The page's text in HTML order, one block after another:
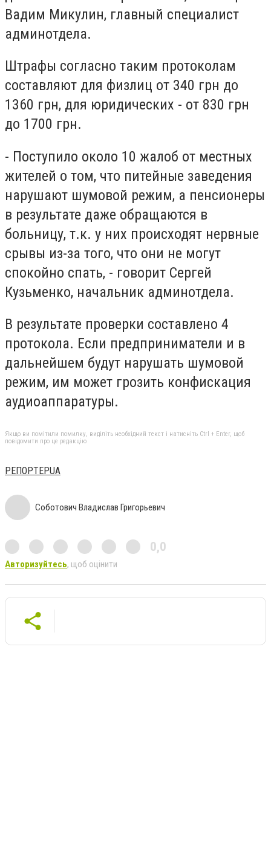
Вадим Микулин, главный специалист
админотдела.
Штрафы согласно таким протоколам
составляют для физлиц от 340 грн до
1360 грн, для юридических - от 830 грн
до 1700 грн.
- Поступило около 10 жалоб от местных
жителей о том, что питейные заведения
нарушают шумовой режим, а пенсионеры
в результате даже обращаются в
больницу, т.к. у них происходят нервные
срывы из-за того, что они не могут
спокойно спать, - говорит Сергей
Кузьменко, начальник админотдела.
В результате проверки составлено 4
протокола. Если предприниматели и в
дальнейшем будут нарушать шумовой
режим, им может грозить конфискация
аудиоаппаратуры.
Якщо ви помітили помилку, виділіть необхідний текст і натисніть Ctrl + Enter, щоб
повідомити про це редакцію
РЕПОРТЕРUA
Соботович Владислав Григорьевич
0,0
Авторизуйтесь, щоб оцінити